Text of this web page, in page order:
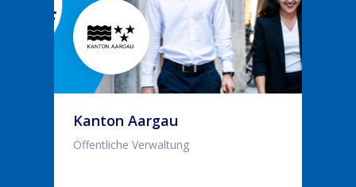
Kanton Aargau
Öffentliche Verwaltung